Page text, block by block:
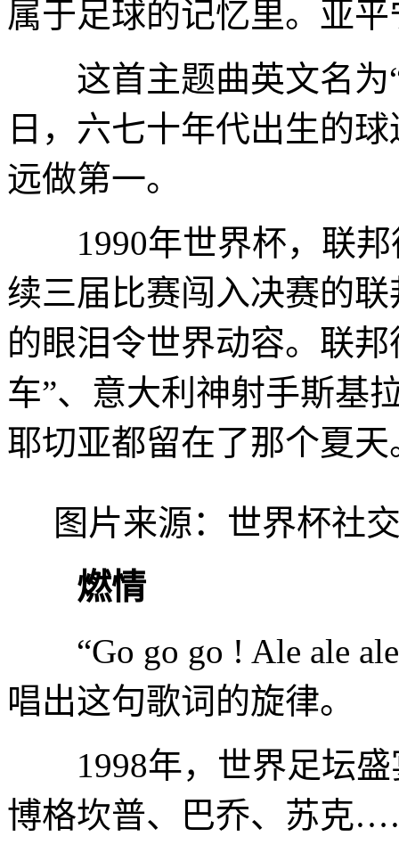
属于足球的记忆里。亚
这首主题曲英文名为
日，六七十年代出生的
远做第一。
1990年世界杯，联邦
续三届比赛闯入决赛的
的眼泪令世界动容。联
车”、意大利神射手斯基
耶切亚都留在了那个夏天
图片来源：世界杯社
燃情
“Go go go ! Ale ale
唱出这句歌词的旋律。
1998年，世界足坛盛
博格坎普、巴乔、苏克